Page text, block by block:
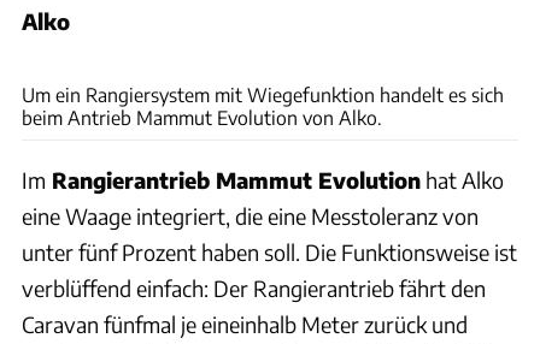
Alko
Um ein Rangiersystem mit Wiegefunktion handelt es sich
beim Antrieb Mammut Evolution von Alko.
Im Rangierantrieb Mammut Evolution hat Alko
eine Waage integriert, die eine Messtoleranz von
unter fünf Prozent haben soll. Die Funktionsweise ist
verblüffend einfach: Der Rangierantrieb fährt den
Caravan fünfmal je eineinhalb Meter zurück und